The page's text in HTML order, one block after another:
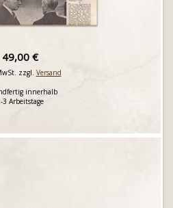
49,00 €
zzgl. Versand
innerhalb
3 Arbeitstage